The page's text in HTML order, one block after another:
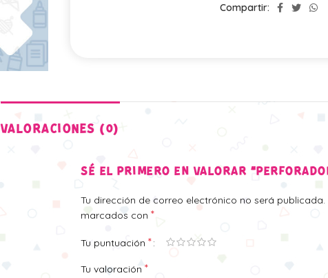
Compartir:
VALORACIONES (0)
SÉ EL PRIMERO EN VALORAR
Tu dirección de correo electrónico no será publicada.
marcados con *
Tu puntuación *
Tu valoración *